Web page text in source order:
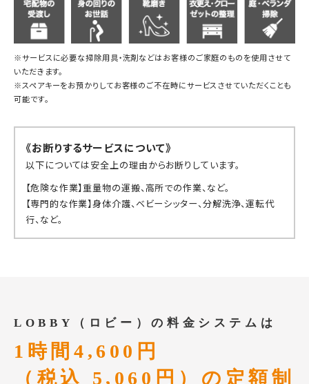
※サービスに必要な掃除用具・洗剤などはお客様のご家庭のものを使用させて
いただきます。
※スペアキーをお預かりしてお客様のご不在時にサービスさせていただくことも
可能です。
《お断りするサービスについて》
以下については安全上の理由からお断りしています。
【危険な作業】重量物の運搬、高所での作業、など。
【専門的な作業】身体介護、ベビーシッター、分解洗浄、運転代
行、など。
LOBBY（ロビー）の料金システムは
1時間4,600円
（税込 5,060円）の定額制